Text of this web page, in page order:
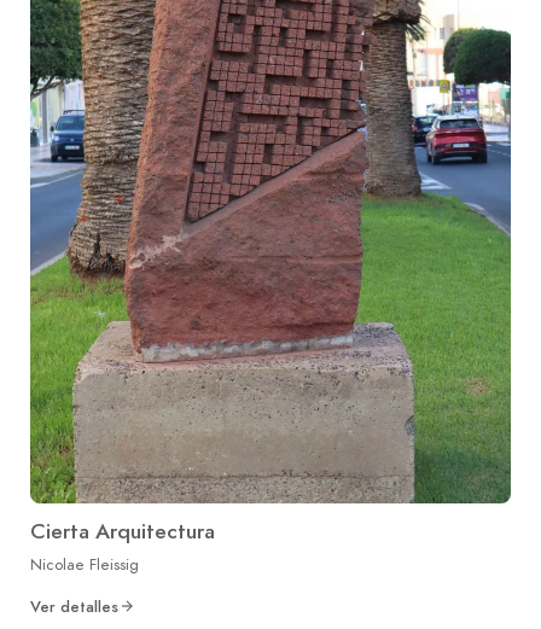
Cierta Arquitectura
Nicolae Fleissig
Ver detalles